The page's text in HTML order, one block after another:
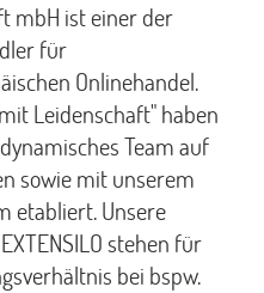
mbH ist einer der
für
Onlinehandel.
Leidenschaft" haben
Team auf
sowie mit unserem
etabliert. Unsere
stehen für
bei bspw.